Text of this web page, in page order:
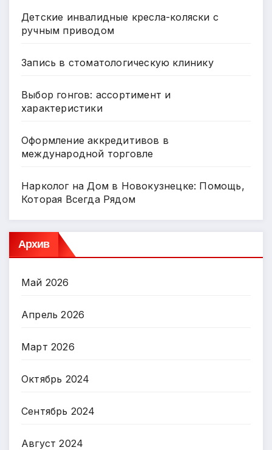
Детские инвалидные кресла-коляски с
ручным приводом
Запись в стоматологическую клинику
Выбор гонгов: ассортимент и
характеристики
Оформление аккредитивов в
международной торговле
Нарколог на Дом в Новокузнецке: Помощь,
Которая Всегда Рядом
Архив
Май 2026
Апрель 2026
Март 2026
Октябрь 2024
Сентябрь 2024
Август 2024